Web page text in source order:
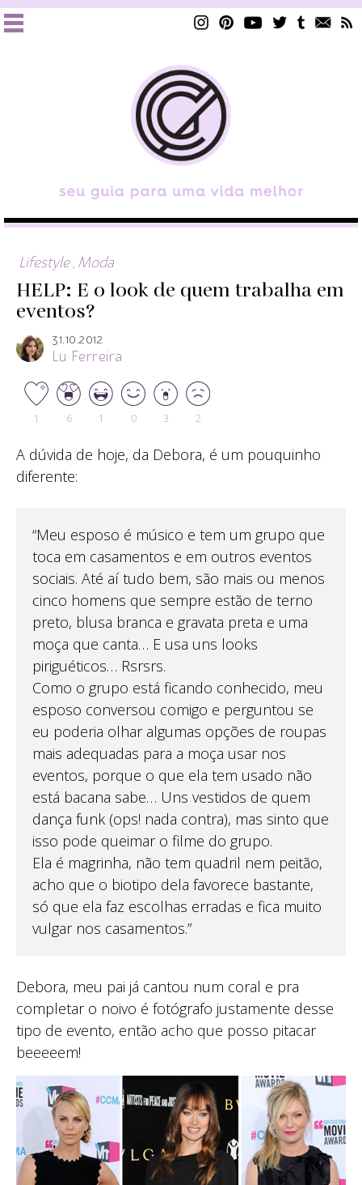
Lifestyle Moda
HELP: E o look de quem trabalha em
eventos?
31.10.2012
Lu Ferreira
1 6 1 0 3 2
A dúvida de hoje, da Debora, é um pouquinho
diferente:
“Meu esposo é músico e tem um grupo que
toca em casamentos e em outros eventos
sociais. Até aí tudo bem, são mais ou menos
cinco homens que sempre estão de terno
preto, blusa branca e gravata preta e uma
moça que canta… E usa uns looks
piriguéticos… Rsrsrs.
Como o grupo está ficando conhecido, meu
esposo conversou comigo e perguntou se
eu poderia olhar algumas opções de roupas
mais adequadas para a moça usar nos
eventos, porque o que ela tem usado não
está bacana sabe… Uns vestidos de quem
dança funk (ops! nada contra), mas sinto que
isso pode queimar o filme do grupo.
Ela é magrinha, não tem quadril nem peitão,
acho que o biotipo dela favorece bastante,
só que ela faz escolhas erradas e fica muito
vulgar nos casamentos.”
Debora, meu pai já cantou num coral e pra
completar o noivo é fotógrafo justamente desse
tipo de evento, então acho que posso pitacar
beeeeem!